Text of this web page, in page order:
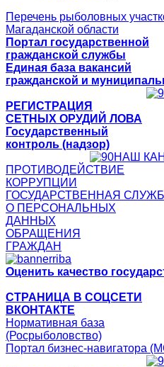
Перечень рыболовных
Магаданской области
Портал государственной
гражданской службы
Единая база вакансий
гражданской и
РЕГИСТРАЦИЯ
СЕТНЫХ ОРУДИЙ ЛОВА
Государственный
контроль (надзор)
НАШ
ПРОТИВОДЕЙСТВИЕ
КОРРУПЦИИ
ГОСУДАРСТВЕННАЯ
О ПЕРСОНАЛЬНЫХ
ДАННЫХ
ОБРАЩЕНИЯ
ГРАЖДАН
Оценить качество
СТРАНИЦА В СОЦСЕТИ
ВКОНТАКТЕ
Нормативная база
(Росрыболовство)
Портал бизнес-навигатора